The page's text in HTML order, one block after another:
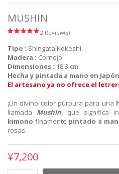
MUSHIN
2 Review(s)
Tipo : Shingata Kokeshi
Madera : Cornejo
Dimensiones : 18.3 cm
Hecha y pintada a mano en Japón
El artesano ya no ofrece el
¡Un divino color púrpura para una
llamada Mushin, que significa
kimono finamente pintado a
rosas.
¥7,200